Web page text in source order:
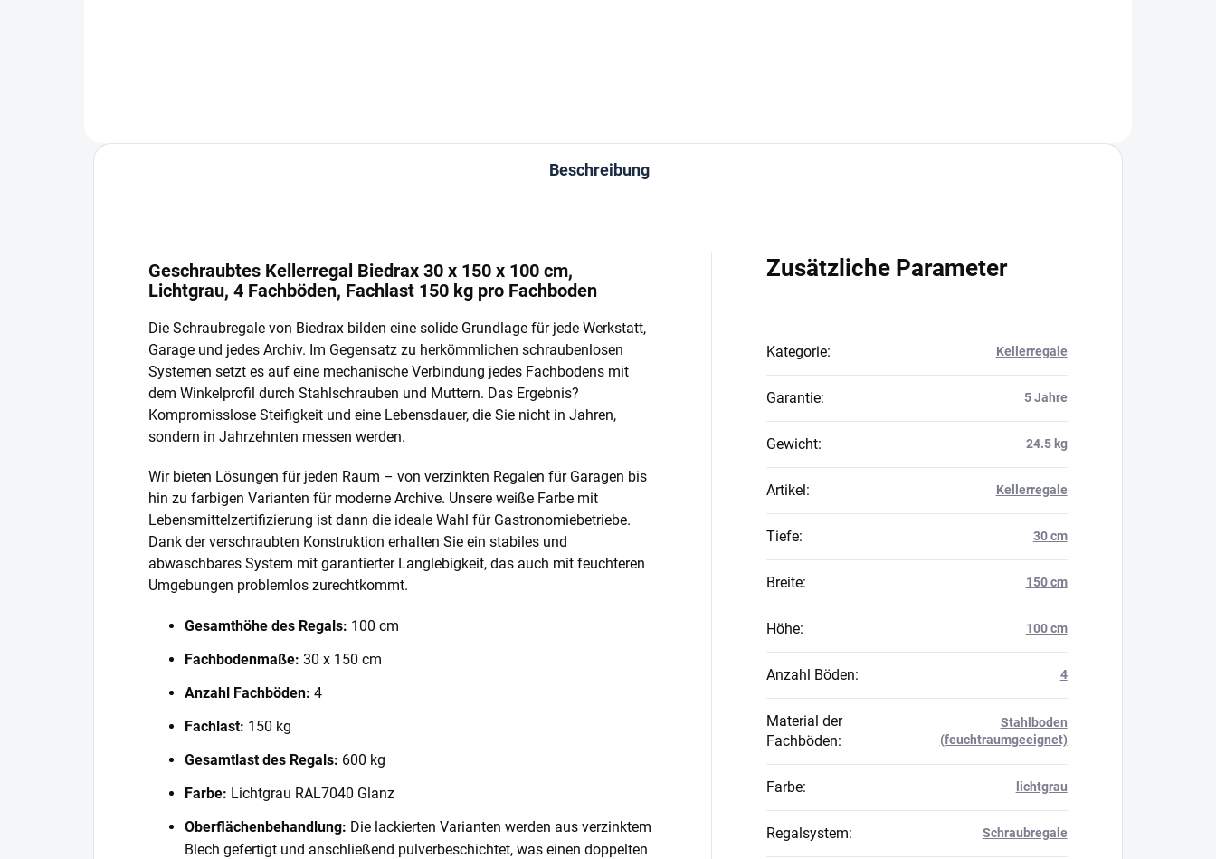
Beschreibung
Geschraubtes Kellerregal Biedrax 30 x 150 x 100 cm,
Lichtgrau, 4 Fachböden, Fachlast 150 kg pro Fachboden
Die Schraubregale von Biedrax bilden eine solide Grundlage für jede Werkstatt,
Garage und jedes Archiv. Im Gegensatz zu herkömmlichen schraubenlosen
Systemen setzt es auf eine mechanische Verbindung jedes Fachbodens mit
dem Winkelprofil durch Stahlschrauben und Muttern. Das Ergebnis?
Kompromisslose Steifigkeit und eine Lebensdauer, die Sie nicht in Jahren,
sondern in Jahrzehnten messen werden.
Wir bieten Lösungen für jeden Raum – von verzinkten Regalen für Garagen bis
hin zu farbigen Varianten für moderne Archive. Unsere weiße Farbe mit
Lebensmittelzertifizierung ist dann die ideale Wahl für Gastronomiebetriebe.
Dank der verschraubten Konstruktion erhalten Sie ein stabiles und
abwaschbares System mit garantierter Langlebigkeit, das auch mit feuchteren
Umgebungen problemlos zurechtkommt.
Gesamthöhe des Regals: 100 cm
Fachbodenmaße: 30 x 150 cm
Anzahl Fachböden: 4
Fachlast: 150 kg
Gesamtlast des Regals: 600 kg
Farbe: Lichtgrau RAL7040 Glanz
Oberflächenbehandlung: Die lackierten Varianten werden aus verzinktem
Blech gefertigt und anschließend pulverbeschichtet, was einen doppelten
Zusätzliche Parameter
Kategorie: Kellerregale
Garantie: 5 Jahre
Gewicht: 24.5 kg
Artikel: Kellerregale
Tiefe: 30 cm
Breite: 150 cm
Höhe: 100 cm
Anzahl Böden: 4
Material der
Fachböden:
Stahlboden
(feuchtraumgeeignet)
Farbe: lichtgrau
Regalsystem: Schraubregale